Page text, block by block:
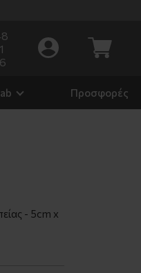
Προσφορές
- 5cm x